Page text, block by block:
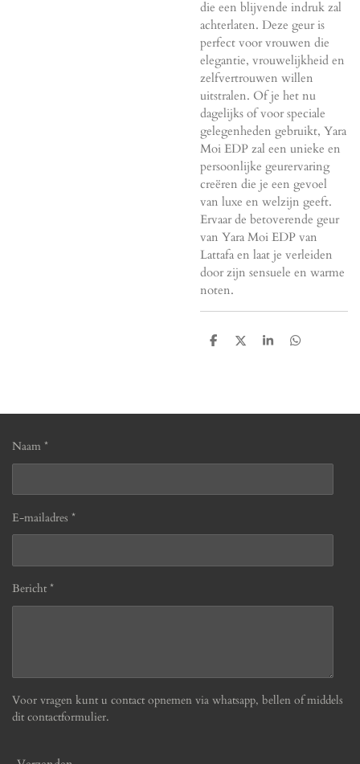
die een blijvende indruk zal
achterlaten. Deze geur is
perfect voor vrouwen die
elegantie, vrouwelijkheid en
zelfvertrouwen willen
uitstralen. Of je het nu
dagelijks of voor speciale
gelegenheden gebruikt, Yara
Moi EDP zal een unieke en
persoonlijke geurervaring
creëren die je een gevoel
van luxe en welzijn geeft.
Ervaar de betoverende geur
van Yara Moi EDP van
Lattafa en laat je verleiden
door zijn sensuele en warme
noten.
D
D
S
D
Naam *
E-mailadres *
Bericht *
Voor vragen kunt u contact opnemen via whatsapp, bellen of middels
dit contactformulier.